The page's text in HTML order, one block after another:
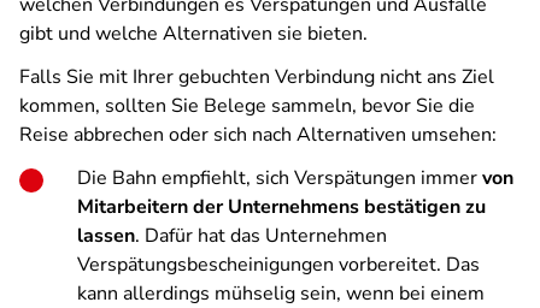
gibt und welche Alternativen sie bieten.
Falls Sie mit Ihrer gebuchten Verbindung nicht ans Ziel
kommen, sollten Sie Belege sammeln, bevor Sie die
Reise abbrechen oder sich nach Alternativen umsehen:
Die Bahn empfiehlt, sich Verspätungen immervon
Mitarbeitern der Unternehmens bestätigen zu
lassen. Dafür hat das Unternehmen
Verspätungsbescheinigungen vorbereitet. Das
kann allerdings mühselig sein, wenn bei einem